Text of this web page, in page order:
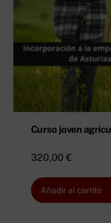
Curso joven
320,00 €
Añadir al carrito